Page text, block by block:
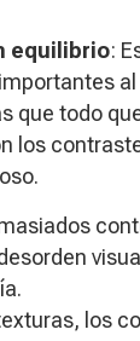
equilibrio:
que todo
los
los